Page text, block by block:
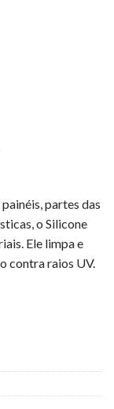
partes das
o Silicone
Ele limpa e
contra raios UV.